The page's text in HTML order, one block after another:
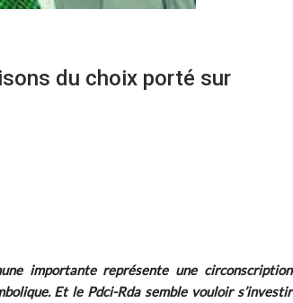
du choix porté sur
importante représente une circonscription
Et le Pdci-Rda semble vouloir s’investir